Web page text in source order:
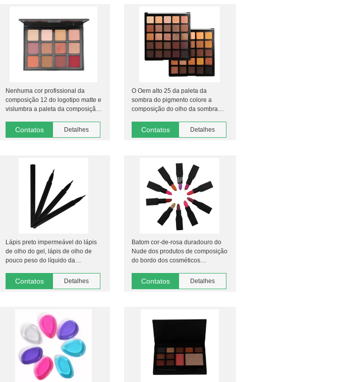
Nenhuma cor profissional da
composição 12 do logotipo matte e
vislumbra a paleta da composição
Contatos Detalhes
O Oem alto 25 da paleta da
sombra do pigmento colore a
composição do olho da sombra
Contatos Detalhes
Lápis preto impermeável do lápis
de olho do gel, lápis de olho de
pouco peso do líquido da
Contatos Detalhes
Batom cor-de-rosa duradouro do
Nude dos produtos de composição
do bordo dos cosméticos
Contatos Detalhes